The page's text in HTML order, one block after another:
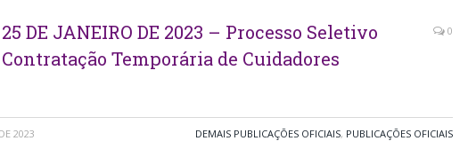
25 DE JANEIRO DE 2023 – Processo Seletivo
Temporária de Cuidadores
0
2023 DEMAIS PUBLICAÇÕES OFICIAIS, PUBLICAÇÕES OFICIAIS